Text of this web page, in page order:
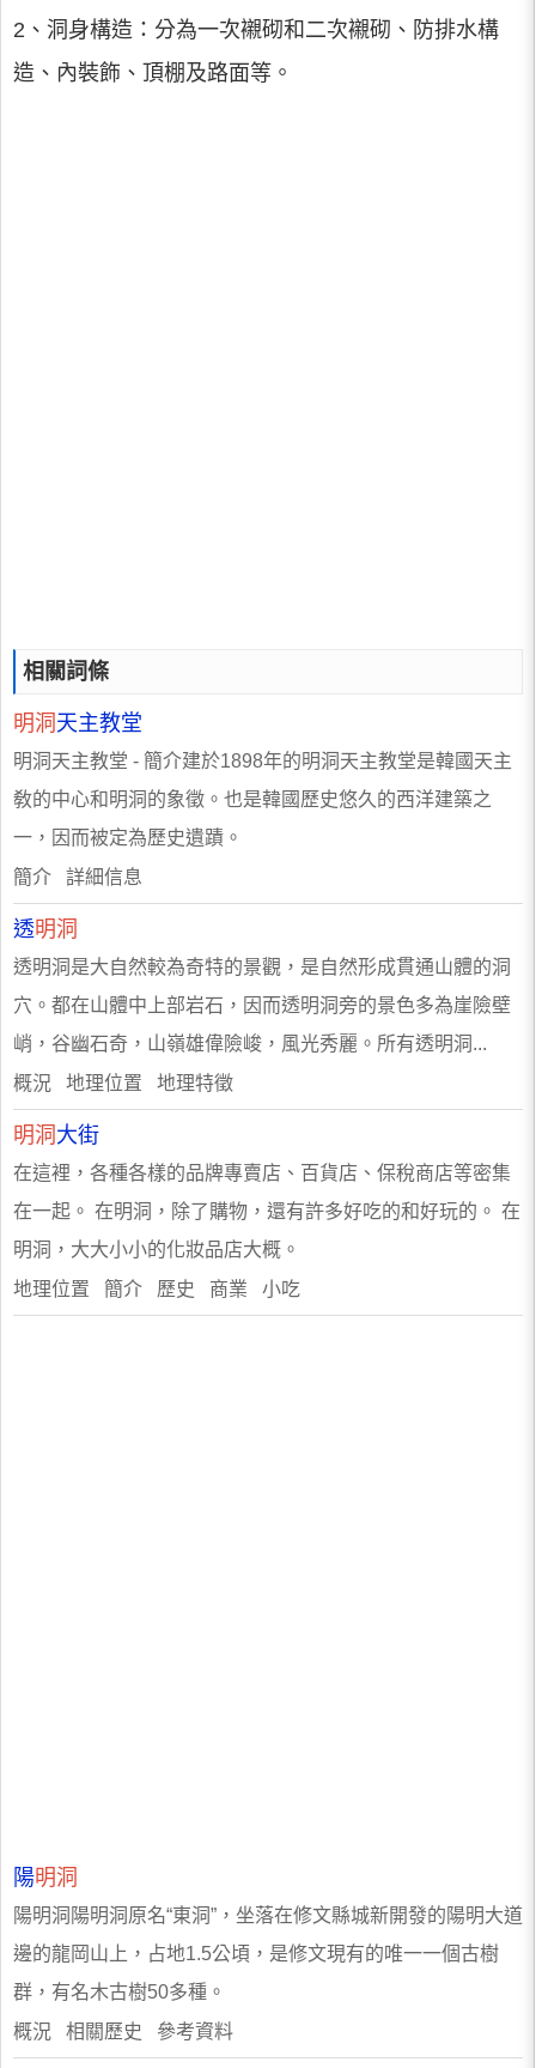
2、洞身構造：分為一次襯砌和二次襯砌、防排水構
造、內裝飾、頂棚及路面等。
相關詞條
明洞 天主教堂
明洞天主教堂 - 簡介建於1898年的明洞天主教堂是韓國天主
敎的中心和明洞的象徵。也是韓國歷史悠久的西洋建築之
一，因而被定為歷史遺蹟。
簡介 詳細信息
透明洞
透明洞是大自然較為奇特的景觀，是自然形成貫通山體的洞
穴。都在山體中上部岩石，因而透明洞旁的景色多為崖險壁
峭，谷幽石奇，山嶺雄偉險峻，風光秀麗。所有透明洞...
概況 地理位置 地理特徵
明洞 大街
在這裡，各種各樣的品牌專賣店、百貨店、保稅商店等密集
在一起。 在明洞，除了購物，還有許多好吃的和好玩的。 在
明洞，大大小小的化妝品店大概。
地理位置 簡介 歷史 商業 小吃
陽明洞
陽明洞陽明洞原名“東洞”，坐落在修文縣城新開發的陽明大道
邊的龍岡山上，占地1.5公頃，是修文現有的唯一一個古樹
群，有名木古樹50多種。
概況 相關歷史 參考資料